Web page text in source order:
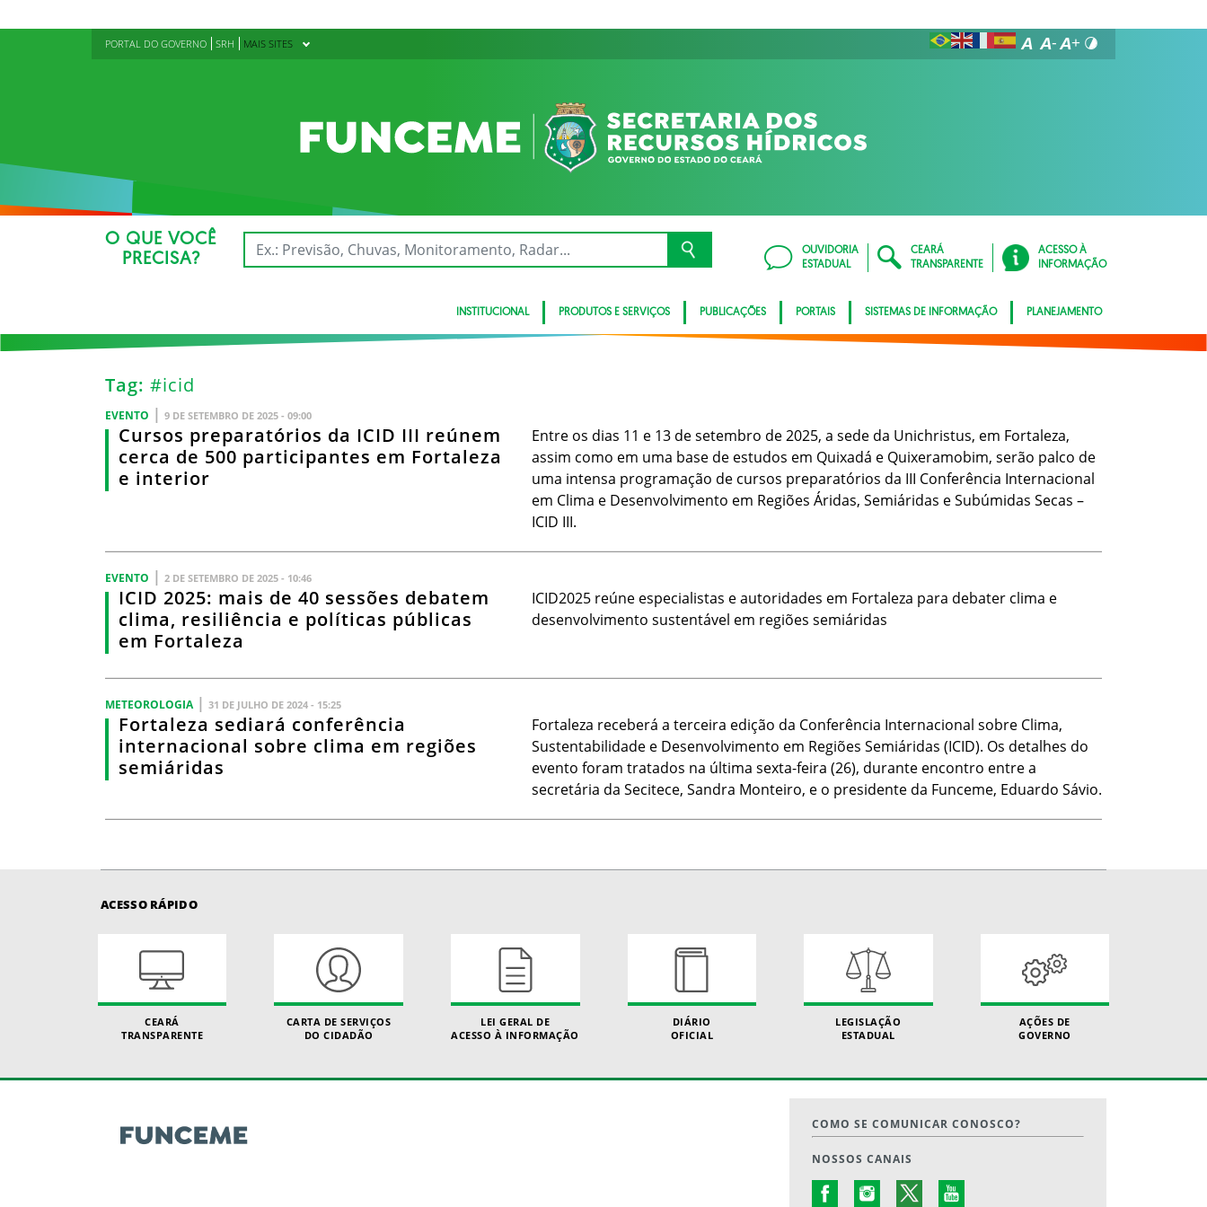
PORTAL DO GOVERNO SRH MAIS SITES
O QUE VOCÊ
PRECISA?
OUVIDORIA
ESTADUAL
CEARÁ
TRANSPARENTE
ACESSO À
INFORMAÇÃO
INSTITUCIONAL PRODUTOS E SERVIÇOS PUBLICAÇÕES PORTAIS SISTEMAS DE INFORMAÇÃO PLANEJAMENTO
Tag: #icid
EVENTO | 9 DE SETEMBRO DE 2025 - 09:00
Cursos preparatórios da ICID III reúnem
cerca de 500 participantes em Fortaleza
e interior
Entre os dias 11 e 13 de setembro de 2025, a sede da Unichristus, em Fortaleza,
assim como em uma base de estudos em Quixadá e Quixeramobim, serão palco de
uma intensa programação de cursos preparatórios da III Conferência Internacional
em Clima e Desenvolvimento em Regiões Áridas, Semiáridas e Subúmidas Secas –
ICID III.
EVENTO | 2 DE SETEMBRO DE 2025 - 10:46
ICID 2025: mais de 40 sessões debatem
clima, resiliência e políticas públicas
em Fortaleza
ICID2025 reúne especialistas e autoridades em Fortaleza para debater clima e
desenvolvimento sustentável em regiões semiáridas
METEOROLOGIA | 31 DE JULHO DE 2024 - 15:25
Fortaleza sediará conferência
internacional sobre clima em regiões
semiáridas
Fortaleza receberá a terceira edição da Conferência Internacional sobre Clima,
Sustentabilidade e Desenvolvimento em Regiões Semiáridas (ICID). Os detalhes do
evento foram tratados na última sexta-feira (26), durante encontro entre a
secretária da Secitece, Sandra Monteiro, e o presidente da Funceme, Eduardo Sávio.
ACESSO RÁPIDO
CEARÁ
TRANSPARENTE
CARTA DE SERVIÇOS
DO CIDADÃO
LEI GERAL DE
ACESSO À INFORMAÇÃO
DIÁRIO
OFICIAL
LEGISLAÇÃO
ESTADUAL
AÇÕES DE
GOVERNO
COMO SE COMUNICAR CONOSCO?
NOSSOS CANAIS